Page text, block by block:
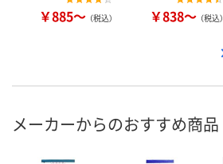
￥885～ （税込） ￥838～ （税込）
メーカーからのおすすめ商品